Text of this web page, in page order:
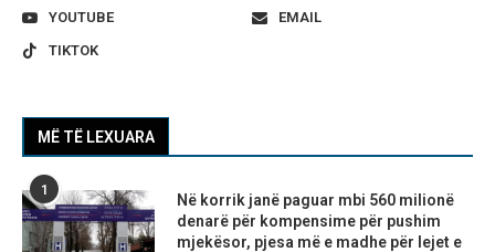
YOUTUBE
EMAIL
TIKTOK
MË TË LEXUARA
1
Në korrik janë paguar mbi 560 milionë
denarë për kompensime për pushim
mjekësor, pjesa më e madhe për lejet e